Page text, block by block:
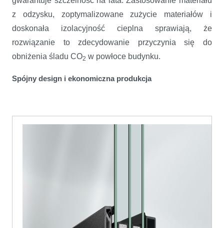
z odzysku, zoptymalizowane zużycie materiałów i
doskonała izolacyjność cieplna sprawiają, że
rozwiązanie to zdecydowanie przyczynia się do
obniżenia śladu CO2 w powłoce budynku.
Spójny design i ekonomiczna produkcja